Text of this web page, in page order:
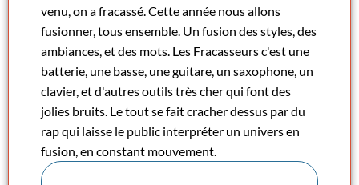
venu, on a fracassé. Cette année nous allons
fusionner, tous ensemble. Un fusion des styles, des
ambiances, et des mots. Les Fracasseurs c'est une
batterie, une basse, une guitare, un saxophone, un
clavier, et d'autres outils très cher qui font des
jolies bruits. Le tout se fait cracher dessus par du
rap qui laisse le public interpréter un univers en
fusion, en constant mouvement.